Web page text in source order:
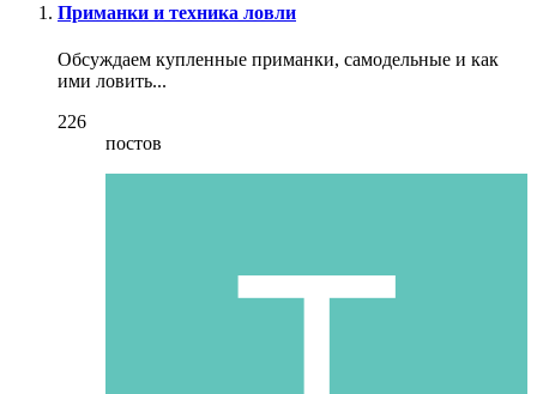
Приманки и техника ловли
Обсуждаем купленные приманки, самодельные и как
ими ловить...
226
постов